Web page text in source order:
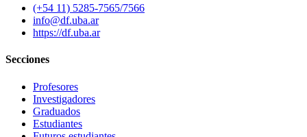
(+54 11) 5285-7565/7566
info@df.uba.ar
https://df.uba.ar
Secciones
Profesores
Investigadores
Graduados
Estudiantes